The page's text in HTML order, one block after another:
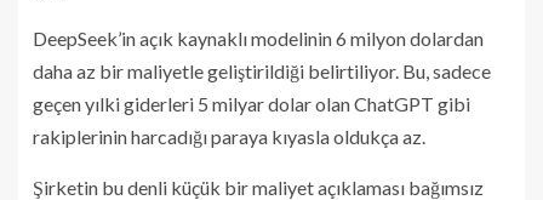
DeepSeek’in açık kaynaklı modelinin 6 milyon dolardan
daha az bir maliyetle geliştirildiği belirtiliyor. Bu, sadece
geçen yılki giderleri 5 milyar dolar olan ChatGPT gibi
rakiplerinin harcadığı paraya kıyasla oldukça az.
Şirketin bu denli küçük bir maliyet açıklaması bağımsız